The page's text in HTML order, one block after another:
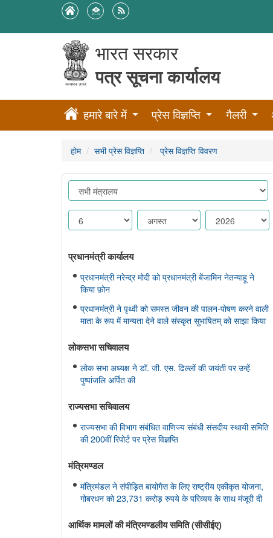
भारत सरकार
पत्र सूचना कार्यालय
हमारे बारे में प्रेस विज्ञप्ति गैलरी
होम सभी प्रेस विज्ञप्ति प्रेस विज्ञप्ति विवरण
प्रधानमंत्री कार्यालय
प्रधानमंत्री नरेन्द्र मोदी को प्रधानमंत्री बेंजामिन नेतन्याहू ने
किया फ़ोन
प्रधानमंत्री ने पृथ्वी को समस्त जीवन की पालन-पोषण करने वाली
माता के रूप में मान्यता देने वाले संस्कृत सुभाषितम् को साझा किया
लोकसभा सचिवालय
लोक सभा अध्यक्ष ने डॉ. जी. एस. ढिल्लों की जयंती पर उन्हें
पुष्पांजलि अर्पित की
राज्यसभा सचिवालय
राज्यसभा की विभाग संबंधित वाणिज्य संबंधी संसदीय स्थायी समिति
की 200वीं रिपोर्ट पर प्रेस विज्ञप्ति
मंत्रिमण्‍डल
मंत्रिमंडल ने संपीड़ित बायोगैस के लिए राष्ट्रीय एकीकृत योजना,
गोबरधन को 23,731 करोड़ रुपये के परिव्यय के साथ मंजूरी दी
आर्थिक मामलों की मंत्रिमण्‍डलीय समिति (सीसीईए)